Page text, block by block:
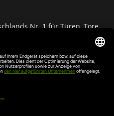
Nr. 1 für Türen, Tore
2022
„Rund ums Haus“
im erlebten Kundenservice
Gold-Rang (Türen, Tore &